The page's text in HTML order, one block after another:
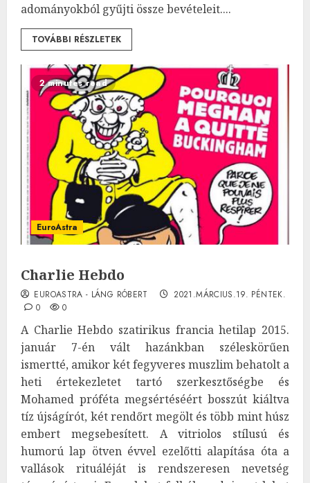
adományokból gyűjti össze bevételeit....
TOVÁBBI RÉSZLETEK
2 minutes read
EuroAstra
Charlie Hebdo
EUROASTRA - LÁNG RÓBERT
2021.MÁRCIUS.19. PÉNTEK.
0
0
A Charlie Hebdo szatirikus francia hetilap 2015.
január 7-én vált hazánkban széleskörűen
ismertté, amikor két fegyveres muszlim behatolt a
heti értekezletet tartó szerkesztőségbe és
Mohamed próféta megsértéséért bosszút kiáltva
tíz újságírót, két rendőrt megölt és több mint húsz
embert megsebesített. A vitriolos stílusú és
humorú lap ötven évvel ezelőtti alapítása óta a
vallások rituáléját is rendszeresen nevetség